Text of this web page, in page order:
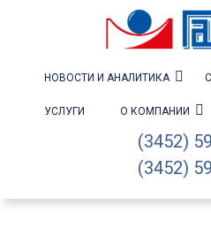
НОВОСТИ И АНАЛИТИКА
УСЛУГИ О КОМПАНИИ
(3452)
(3452)